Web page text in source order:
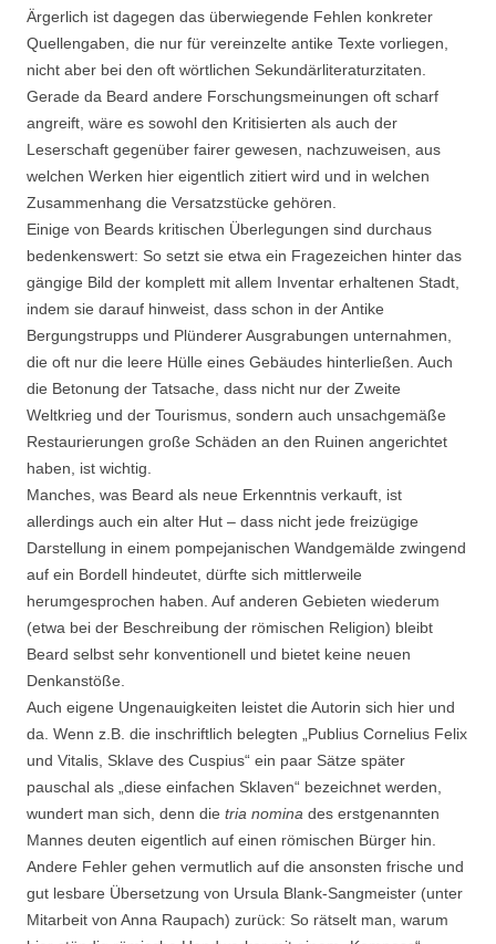
Ärgerlich ist dagegen das überwiegende Fehlen konkreter
Quellengaben, die nur für vereinzelte antike Texte vorliegen,
nicht aber bei den oft wörtlichen Sekundärliteraturzitaten.
Gerade da Beard andere Forschungsmeinungen oft scharf
angreift, wäre es sowohl den Kritisierten als auch der
Leserschaft gegenüber fairer gewesen, nachzuweisen, aus
welchen Werken hier eigentlich zitiert wird und in welchen
Zusammenhang die Versatzstücke gehören.
Einige von Beards kritischen Überlegungen sind durchaus
bedenkenswert: So setzt sie etwa ein Fragezeichen hinter das
gängige Bild der komplett mit allem Inventar erhaltenen Stadt,
indem sie darauf hinweist, dass schon in der Antike
Bergungstrupps und Plünderer Ausgrabungen unternahmen,
die oft nur die leere Hülle eines Gebäudes hinterließen. Auch
die Betonung der Tatsache, dass nicht nur der Zweite
Weltkrieg und der Tourismus, sondern auch unsachgemäße
Restaurierungen große Schäden an den Ruinen angerichtet
haben, ist wichtig.
Manches, was Beard als neue Erkenntnis verkauft, ist
allerdings auch ein alter Hut – dass nicht jede freizügige
Darstellung in einem pompejanischen Wandgemälde zwingend
auf ein Bordell hindeutet, dürfte sich mittlerweile
herumgesprochen haben. Auf anderen Gebieten wiederum
(etwa bei der Beschreibung der römischen Religion) bleibt
Beard selbst sehr konventionell und bietet keine neuen
Denkanstöße.
Auch eigene Ungenauigkeiten leistet die Autorin sich hier und
da. Wenn z.B. die inschriftlich belegten „Publius Cornelius Felix
und Vitalis, Sklave des Cuspius“ ein paar Sätze später
pauschal als „diese einfachen Sklaven“ bezeichnet werden,
wundert man sich, denn die tria nomina des erstgenannten
Mannes deuten eigentlich auf einen römischen Bürger hin.
Andere Fehler gehen vermutlich auf die ansonsten frische und
gut lesbare Übersetzung von Ursula Blank-Sangmeister (unter
Mitarbeit von Anna Raupach) zurück: So rätselt man, warum